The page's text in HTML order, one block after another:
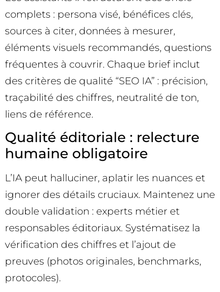
complets : persona visé, bénéfices clés,
sources à citer, données à mesurer,
éléments visuels recommandés, questions
fréquentes à couvrir. Chaque brief inclut
des critères de qualité “SEO IA” : précision,
traçabilité des chiffres, neutralité de ton,
liens de référence.
Qualité éditoriale : relecture
humaine obligatoire
L’IA peut halluciner, aplatir les nuances et
ignorer des détails cruciaux. Maintenez une
double validation : experts métier et
responsables éditoriaux. Systématisez la
vérification des chiffres et l’ajout de
preuves (photos originales, benchmarks,
protocoles).